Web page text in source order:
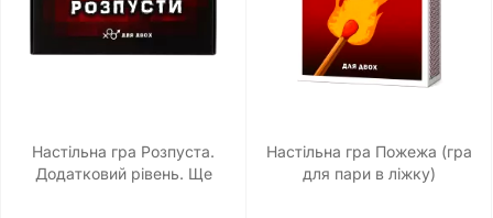
Настільна гра Розпуста.
Додатковий рівень. Ще
Настільна гра Пожежа (гра
для пари в ліжку)